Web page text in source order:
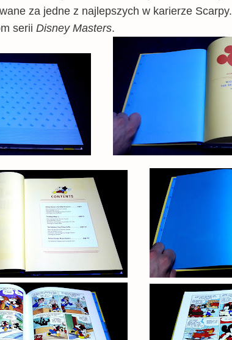
za jedne z najlepszych w karierze Scarpy.
serii Disney Masters.